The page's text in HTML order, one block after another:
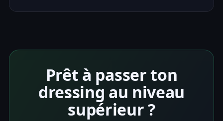
Prêt à passer ton
dressing au niveau
supérieur ?